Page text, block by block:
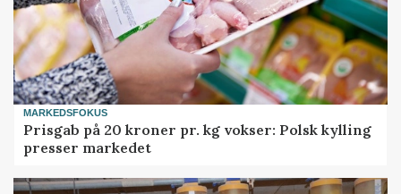
MARKEDSFOKUS
Prisgab på 20 kroner pr. kg vokser: Polsk kylling
presser markedet